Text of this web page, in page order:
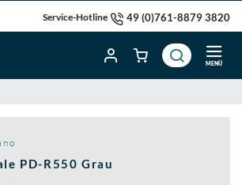
Service-Hotline 49 (0)761-8879 3820
MENÜ
PD-R550 Grau